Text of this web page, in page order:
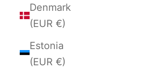
Denmark
(EUR €)
Estonia
(EUR €)